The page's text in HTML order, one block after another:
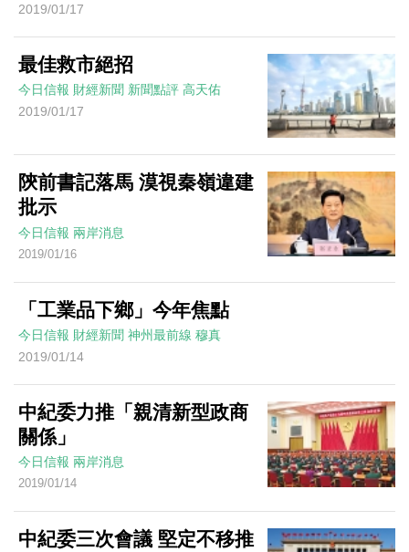
2019/01/17
最佳救市絕招
今日信報 財經新聞 新聞點評 高天佑
2019/01/17
陝前書記落馬 漠視秦嶺違建
批示
今日信報 兩岸消息
2019/01/16
「工業品下鄉」今年焦點
今日信報 財經新聞 神州最前線 穆真
2019/01/14
中紀委力推「親清新型政商
關係」
今日信報 兩岸消息
2019/01/14
中紀委三次會議 堅定不移推